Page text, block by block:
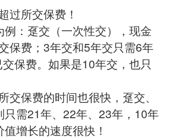
过所交保费！
：趸交（一次性交），现金
保费；3年交和5年交只需6年
保费。如果是10年交，也只
交保费的时间也很快，趸交、
只需21年、22年、23年，10年
增长的速度很快！